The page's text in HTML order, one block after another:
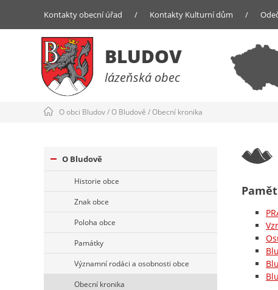
Kontakty obecní úřad / Kontakty Kulturní dům /
BLUDOV
lázeňská obec
O obci Bludov/O Bludově /Obecní kronika
O Bludově
Historie obce
Znak obce
Poloha obce
Památky
Významní rodáci a osobnosti obce
Obecní kronika